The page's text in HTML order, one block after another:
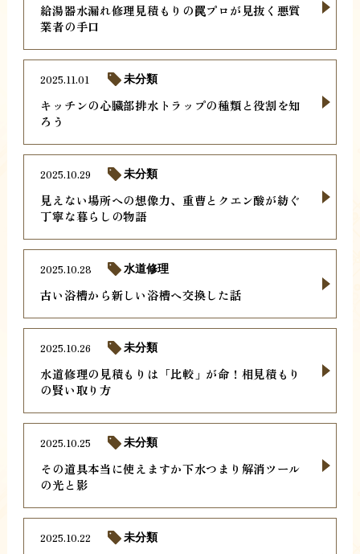
給湯器水漏れ修理見積もりの罠プロが見抜く悪質
業者の手口
キッチンの心臓部排水トラップの種類と役割を知
ろう
2025.11.01 未分類
見えない場所への想像力、重曹とクエン酸が紡ぐ
丁寧な暮らしの物語
2025.10.29 未分類
古い浴槽から新しい浴槽へ交換した話
2025.10.28 水道修理
水道修理の見積もりは「比較」が命！相見積もり
の賢い取り方
2025.10.26 未分類
その道具本当に使えますか下水つまり解消ツール
の光と影
2025.10.25 未分類
2025.10.22 未分類